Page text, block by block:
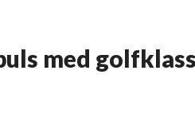
med golfklass